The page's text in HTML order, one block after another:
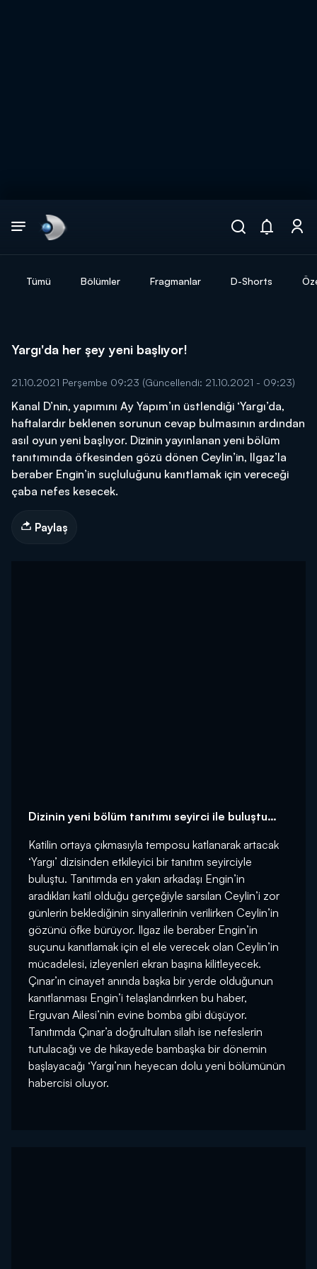
Tümü Bölümler Fragmanlar D-Shorts
Yargı'da her şey yeni başlıyor!
21.10.2021 Perşembe 09:23 (Güncellendi: 21.10.2021 - 09:23)
Kanal D’nin, yapımını Ay Yapım’ın üstlendiği ‘Yargı’da,
haftalardır beklenen sorunun cevap bulmasının ardından
asıl oyun yeni başlıyor. Dizinin yayınlanan yeni bölüm
tanıtımında öfkesinden gözü dönen Ceylin’in, Ilgaz’la
beraber Engin’in suçluluğunu kanıtlamak için vereceği
çaba nefes kesecek.
Paylaş
Dizinin yeni bölüm tanıtımı seyirci ile buluştu…
Katilin ortaya çıkmasıyla temposu katlanarak artacak
‘Yargı’ dizisinden etkileyici bir tanıtım seyirciyle
buluştu. Tanıtımda en yakın arkadaşı Engin’in
aradıkları katil olduğu gerçeğiyle sarsılan Ceylin’i zor
günlerin beklediğinin sinyallerinin verilirken Ceylin’in
gözünü öfke bürüyor. Ilgaz ile beraber Engin’in
suçunu kanıtlamak için el ele verecek olan Ceylin’in
mücadelesi, izleyenleri ekran başına kilitleyecek.
Çınar’ın cinayet anında başka bir yerde olduğunun
kanıtlanması Engin’i telaşlandırırken bu haber,
Erguvan Ailesi’nin evine bomba gibi düşüyor.
Tanıtımda Çınar’a doğrultulan silah ise nefeslerin
tutulacağı ve de hikayede bambaşka bir dönemin
başlayacağı ‘Yargı’nın heyecan dolu yeni bölümünün
habercisi oluyor.